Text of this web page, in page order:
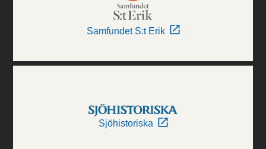
Samfundet S:t Erik
Sjöhistoriska